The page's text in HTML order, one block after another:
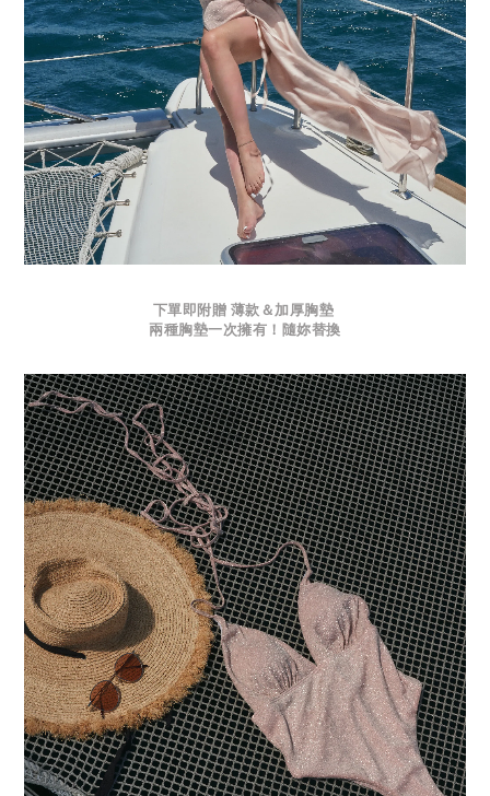
下單即附贈 薄款＆加厚胸墊
兩種胸墊一次擁有！隨妳替換